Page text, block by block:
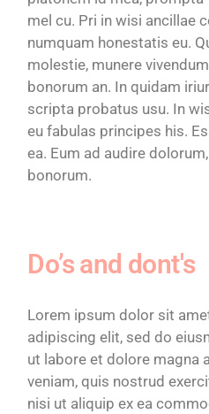
mel cu. Pri in wisi ancillae
numquam honestatis eu.
molestie, munere
bonorum an. In quidam
scripta probatus usu. In
eu fabulas principes his.
ea. Eum ad audire
bonorum.
Do’s and dont's
Lorem ipsum dolor sit
adipiscing elit, sed do
ut labore et dolore magna
veniam, quis nostrud
nisi ut aliquip ex ea